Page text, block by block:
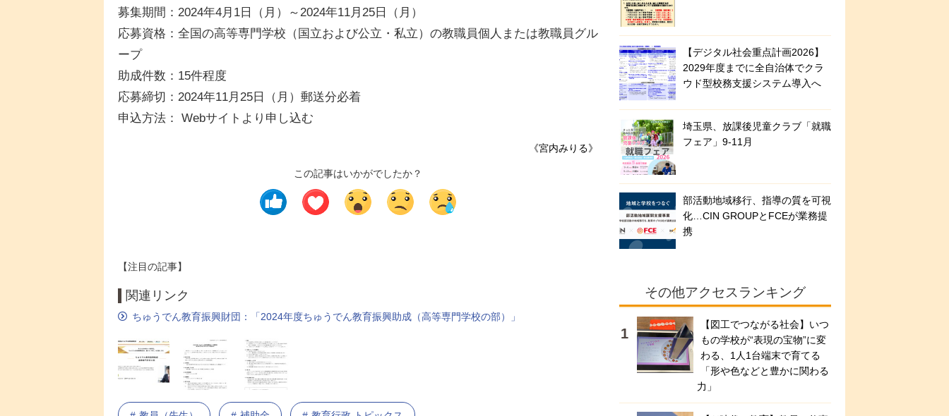
募集期間：2024年4月1日（月）～2024年11月25日（月）
応募資格：全国の高等専門学校（国立および公立・私立）の教職員個人または教職員グル
ープ
助成件数：15件程度
応募締切：2024年11月25日（月）郵送分必着
申込方法： Webサイトより申し込む
《宮内みりる》
この記事はいかがでしたか？
【注目の記事】
関連リンク
ちゅうでん教育振興財団：「2024年度ちゅうでん教育振興助成（高等専門学校の部）」
【デジタル社会重点計画2026】
2029年度までに全自治体でクラ
ウド型校務支援システム導入へ
埼玉県、放課後児童クラブ「就職
フェア」9-11月
部活動地域移行、指導の質を可視
化…CIN GROUPとFCEが業務提
携
その他アクセスランキング
【図工でつながる社会】いつ
もの学校が“表現の宝物”に変
わる、1人1台端末で育てる
「形や色などと豊かに関わる
力」